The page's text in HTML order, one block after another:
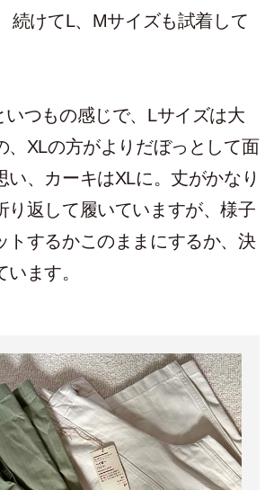
続けてL、Mサイズも試着して
いつもの感じで、Lサイズは大
、XLの方がよりだぼっとして面
い、カーキはXLに。丈がかなり
り返して履いていますが、様子
トするかこのままにするか、決
ます。